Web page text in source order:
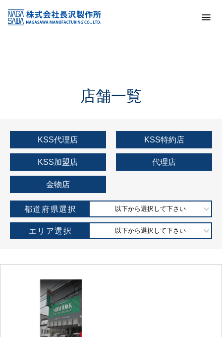
KSS加盟店・取扱店情報
店舗一覧
店舗一覧
KSS代理店 KSS特約店
KSS加盟店 代理店
金物店
都道府県選択 以下から選択して下さい
エリア選択 以下から選択して下さい